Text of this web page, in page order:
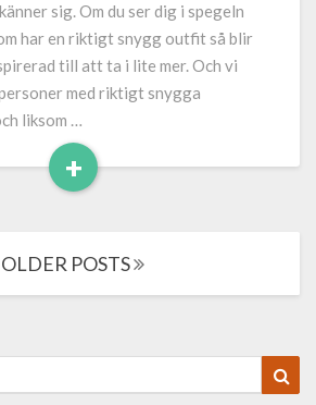
sig. Om du ser dig i spegeln
har en riktigt snygg outfit så blir
till att ta i lite mer. Och vi
med riktigt snygga
liksom …
+
Read
OLDER POSTS